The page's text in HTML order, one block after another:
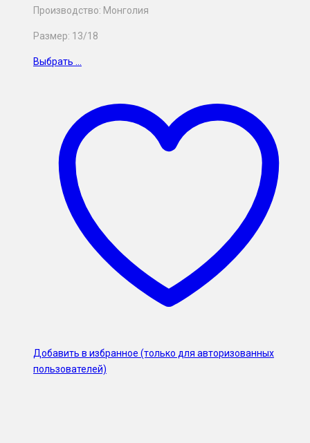
Производство: Монголия
Размер: 13/18
Выбрать ...
Добавить в избранное (только для авторизованных
пользователей)